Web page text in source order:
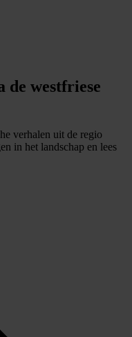
de westfriese
verhalen uit de regio
in het landschap en lees